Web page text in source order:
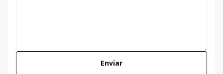
Enviar